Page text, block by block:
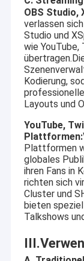
USB-
MIPI-
DVP-
Globales
1MP
OBS Studio,
verlassen
Studio und
wie
Kodierung,
Layouts und
YouTube,
Plattformen:
Plattformen
globales
ihren Fans in
richten sich
Cluster und
bieten
Talkshows